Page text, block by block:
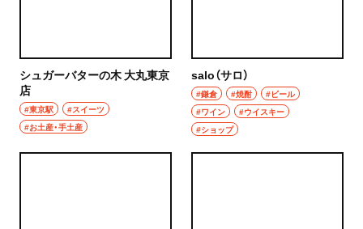
シュガーバターの木 大丸東京
店
#東京駅
#スイーツ
#お土産・手土産
salo（サロ）
#鎌倉 #焼酎
#ビール
#ワイン
#ウイスキー
#ショップ